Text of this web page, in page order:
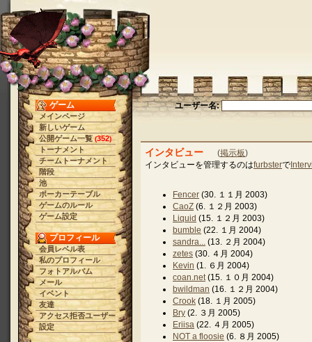
ゲーム
メインページ
新しいゲーム
公開ゲーム一覧 (352)
トーナメント
チームトーナメント
階段
池
ポーカーテーブル
ゲームのルール
ゲーム設定
プロフィール
会員レベル表
私のプロフィール
フォトアルバム
メール
イベント
友達
アクセス拒否ユーザー
設定
ユーザー名:
インタビュー (掲示板)
インタビューを管理するのはfurbsterで
Fencer (30. １１月 2003)
CaoZ (6. １２月 2003)
Liquid (15. １２月 2003)
bumble (22. １月 2004)
sandra... (13. ２月 2004)
zetes (30. ４月 2004)
Kevin (1. ６月 2004)
coan.net(15. １０月 2004)
bwildman (16. １２月 2004)
Crook (18. １月 2005)
Bry (2. ３月 2005)
Eriisa (22. ４月 2005)
NOT a floosie (6. ８月 2005)